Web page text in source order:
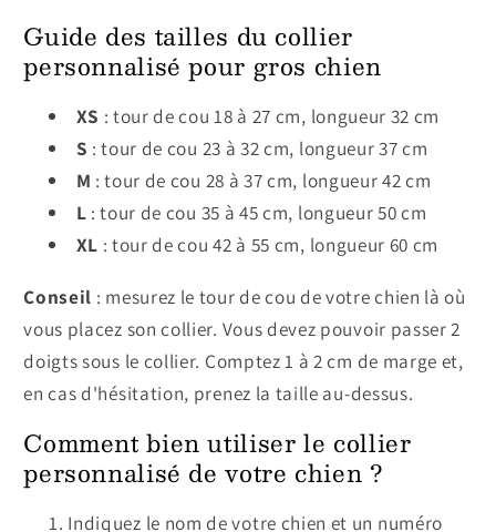
Guide des tailles du collier
personnalisé pour gros chien
XS : tour de cou 18 à 27 cm, longueur 32 cm
S : tour de cou 23 à 32 cm, longueur 37 cm
M : tour de cou 28 à 37 cm, longueur 42 cm
L : tour de cou 35 à 45 cm, longueur 50 cm
XL : tour de cou 42 à 55 cm, longueur 60 cm
Conseil : mesurez le tour de cou de votre chien là où
vous placez son collier. Vous devez pouvoir passer 2
doigts sous le collier. Comptez 1 à 2 cm de marge et,
en cas d'hésitation, prenez la taille au-dessus.
Comment bien utiliser le collier
personnalisé de votre chien ?
Indiquez le nom de votre chien et un numéro